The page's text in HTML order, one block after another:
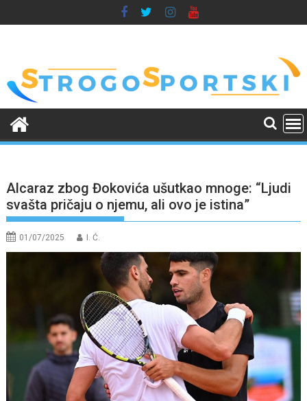
to
Alcaraz zbog Đokovića ušutkao mnoge: “Ljudi
svašta pričaju o njemu, ali ovo je istina”
01/07/2025 I. Ć.